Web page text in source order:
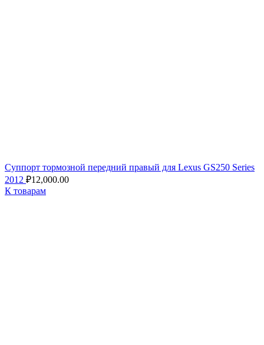
Суппорт тормозной передний правый для Lexus GS250 Series
2012 ₽12,000.00
К товарам